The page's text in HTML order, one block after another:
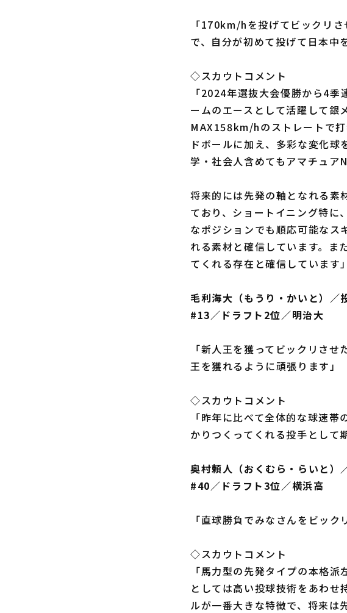
「170km/hを投げてビックリ
で、自分が初めて投げて日本中
◇スカウトコメント
「2024年選抜大会優勝から4
ームのエースとして活躍して銀
MAX158km/hのストレートで
ドボールに加え、多彩な変化
学・社会人含めてもアマチュア
将来的には先発の軸となれる素
ており、ショートイニング特に
なポジションでも順応可能なス
れる素材と確信しています。ま
てくれる存在と確信しています」
毛利海大（もうり・かいと）／
#13／ドラフト2位／明治大
「新人王を獲ってビックリさ
王を獲れるように頑張ります」
◇スカウトコメント
「昨年に比べて全体的な球速
かりつくってくれる投手として
奥村頼人（おくむら・らいと）
#40／ドラフト3位／横浜高
「直球勝負でみなさんをビック
◇スカウトコメント
「馬力型の先発タイプの本格
としては高い投球技術をあわせ
ルが一番大きな特徴で、将来は